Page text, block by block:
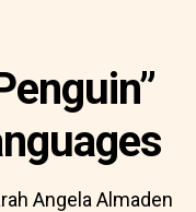
Angela Almaden